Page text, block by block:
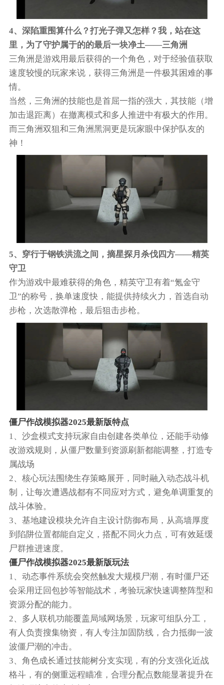
4、深陷重围算什么？打光子弹又怎样？我，站在这
里，为了守护属于的的最后一块净土——三角洲
三角洲是游戏用最后获得的一个角色，对于经验值获取
速度较慢的玩家来说，获得三角洲是一件极其困难的事
情。
当然，三角洲的技能也是首屈一指的强大，其技能（增
加击退距离）在撤离模式和多人推进中有极大的作用。
而三角洲双狙和三角洲黑洞更是玩家眼中保护队友的
神！
5、穿行于钢铁洪流之间，摘星探月杀伐四方——精英
守卫
作为游戏中最难获得的角色，精英守卫有着“氪金守
卫”的称号，换单速度快，能提供持续火力，首选自动
步枪，次选散弹枪，最后狙击步枪。
僵尸作战模拟器2025最新版特点
1、沙盒模式支持玩家自由创建各类单位，还能手动修
改游戏规则，从僵尸数量到资源刷新都能调整，打造专
属战场
2、核心玩法围绕生存策略展开，同时融入动态战斗机
制，让每次遭遇战都有不同应对方式，避免单调重复的
战斗体验。
3、基地建设模块允许自主设计防御布局，从高墙厚度
到陷阱位置都能自定义，搭配不同火力点，可有效延缓
尸群推进速度。
僵尸作战模拟器2025最新版玩法
1、动态事件系统会突然触发大规模尸潮，有时僵尸还
会采用迂回包抄等智能战术，考验玩家快速调整阵型和
资源分配的能力。
2、多人联机功能覆盖局域网场景，玩家可组队分工，
有人负责搜集物资，有人专注加固防线，合力抵御一波
波僵尸潮的冲击。
3、角色成长通过技能树分支实现，有的分支强化近战
格斗，有的侧重远程瞄准，合理分配点数能显著提升在